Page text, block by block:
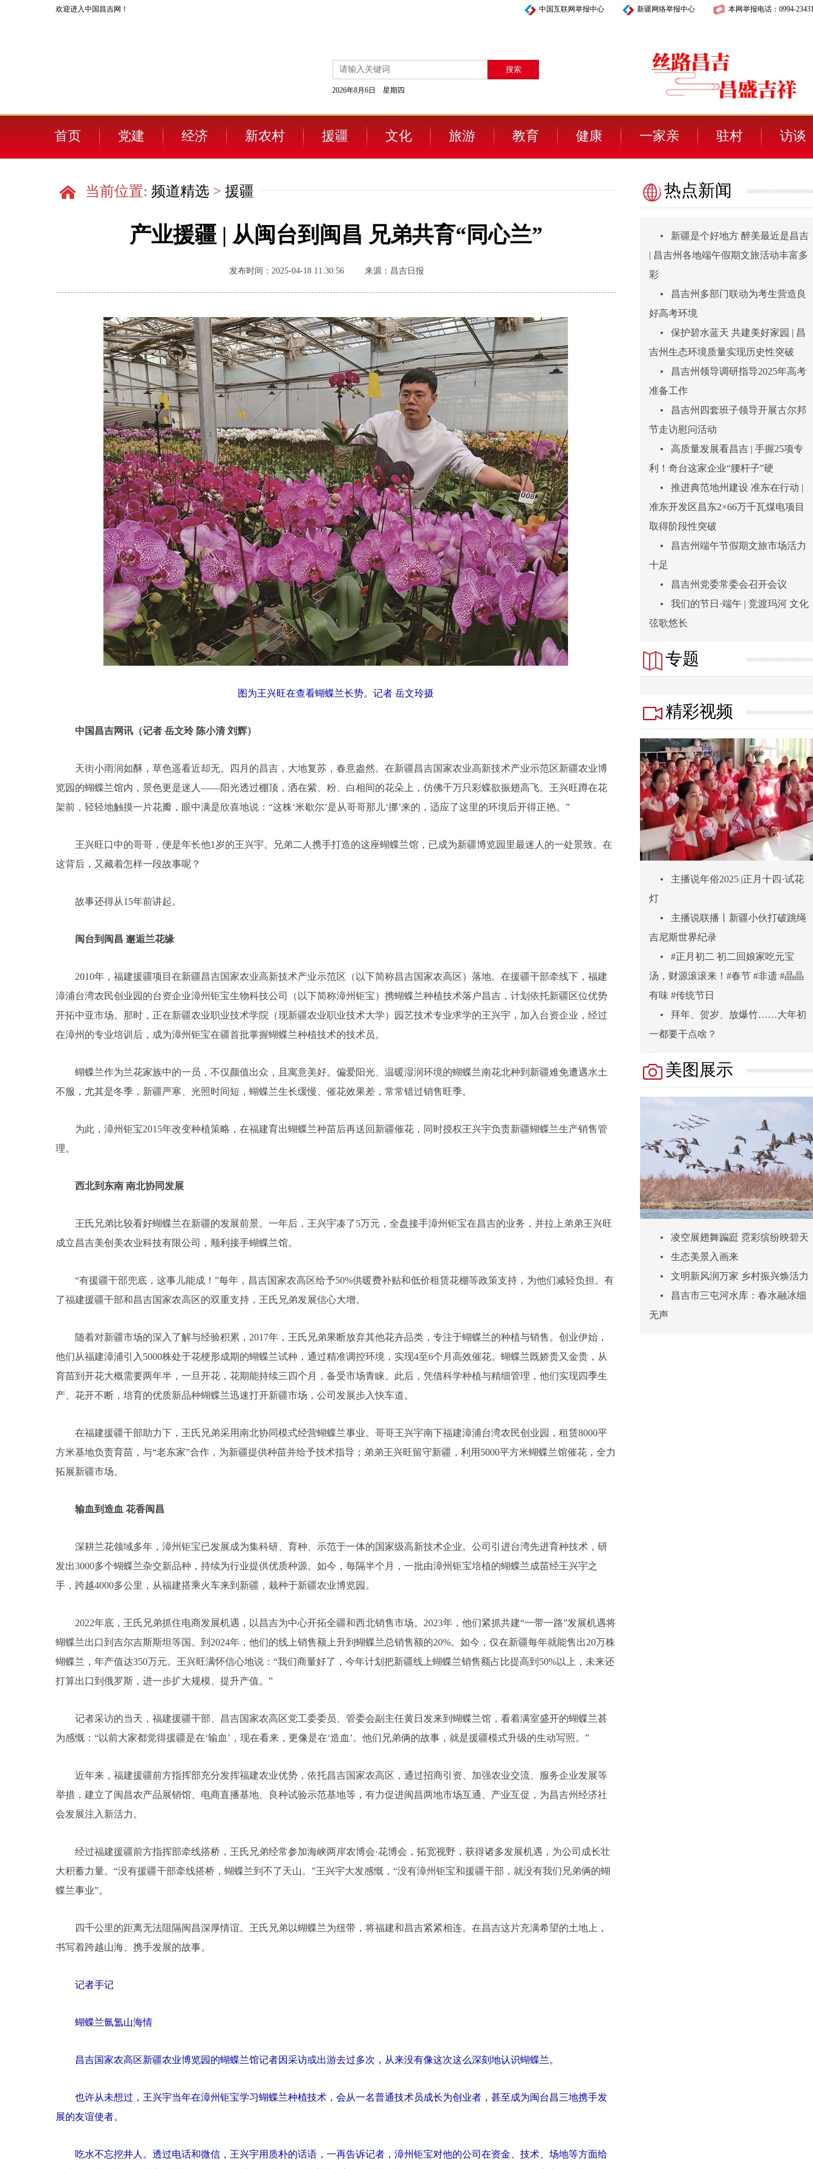
欢迎进入中国昌吉网！ 中国互联网举报中心 新疆网络举报中心 本网举报电话： 0994-
2026年8月6日 星期四
首页 党建 经济 新农村 援疆 文化 旅游 教育 健康 一家亲 驻村 访谈
当前位置: 频道精选 > 援疆
产业援疆 | 从闽台到闽昌 兄弟共育“同心兰”
发布时间：2025-04-18 11:30:56 来源：昌吉日报
图为王兴旺在查看蝴蝶兰长势。记者 岳文玲摄
中国昌吉网讯（记者 岳文玲 陈小清 刘辉）
天街小雨润如酥，草色遥看近却无。四月的昌吉，大地复苏，春意盎然。在新疆昌吉国家农业高新技术产业示范区新疆农业博
览园的蝴蝶兰馆内，景色更是迷人——阳光透过棚顶，洒在紫、粉、白相间的花朵上，仿佛千万只彩蝶欲振翅高飞。王兴旺蹲在花
架前，轻轻地触摸一片花瓣，眼中满是欣喜地说：“这株‘米歇尔’是从哥哥那儿‘挪’来的，适应了这里的环境后开得正艳。”
王兴旺口中的哥哥，便是年长他1岁的王兴宇。兄弟二人携手打造的这座蝴蝶兰馆，已成为新疆博览园里最迷人的一处景致。在
这背后，又藏着怎样一段故事呢？
故事还得从15年前讲起。
闽台到闽昌 邂逅兰花缘
2010年，福建援疆项目在新疆昌吉国家农业高新技术产业示范区（以下简称昌吉国家农高区）落地。在援疆干部牵线下，福建
漳浦台湾农民创业园的台资企业漳州钜宝生物科技公司（以下简称漳州钜宝）携蝴蝶兰种植技术落户昌吉，计划依托新疆区位优势
开拓中亚市场。那时，正在新疆农业职业技术学院（现新疆农业职业技术大学）园艺技术专业求学的王兴宇，加入台资企业，经过
在漳州的专业培训后，成为漳州钜宝在疆首批掌握蝴蝶兰种植技术的技术员。
蝴蝶兰作为兰花家族中的一员，不仅颜值出众，且寓意美好。偏爱阳光、温暖湿润环境的蝴蝶兰南花北种到新疆难免遭遇水土
不服，尤其是冬季，新疆严寒、光照时间短，蝴蝶兰生长缓慢、催花效果差，常常错过销售旺季。
为此，漳州钜宝2015年改变种植策略，在福建育出蝴蝶兰种苗后再送回新疆催花，同时授权王兴宇负责新疆蝴蝶兰生产销售管
理。
西北到东南 南北协同发展
王氏兄弟比较看好蝴蝶兰在新疆的发展前景。一年后，王兴宇凑了5万元，全盘接手漳州钜宝在昌吉的业务，并拉上弟弟王兴旺
成立昌吉美创美农业科技有限公司，顺利接手蝴蝶兰馆。
“有援疆干部兜底，这事儿能成！”每年，昌吉国家农高区给予50%供暖费补贴和低价租赁花棚等政策支持，为他们减轻负担。有
了福建援疆干部和昌吉国家农高区的双重支持，王氏兄弟发展信心大增。
随着对新疆市场的深入了解与经验积累，2017年，王氏兄弟果断放弃其他花卉品类，专注于蝴蝶兰的种植与销售。创业伊始，
他们从福建漳浦引入5000株处于花梗形成期的蝴蝶兰试种，通过精准调控环境，实现4至6个月高效催花。蝴蝶兰既娇贵又金贵，从
育苗到开花大概需要两年半，一旦开花，花期能持续三四个月，备受市场青睐。此后，凭借科学种植与精细管理，他们实现四季生
产、花开不断，培育的优质新品种蝴蝶兰迅速打开新疆市场，公司发展步入快车道。
在福建援疆干部助力下，王氏兄弟采用南北协同模式经营蝴蝶兰事业。哥哥王兴宇南下福建漳浦台湾农民创业园，租赁8000平
方米基地负责育苗，与“老东家”合作，为新疆提供种苗并给予技术指导；弟弟王兴旺留守新疆，利用5000平方米蝴蝶兰馆催花，全力
拓展新疆市场。
输血到造血 花香闽昌
深耕兰花领域多年，漳州钜宝已发展成为集科研、育种、示范于一体的国家级高新技术企业。公司引进台湾先进育种技术，研
发出3000多个蝴蝶兰杂交新品种，持续为行业提供优质种源。如今，每隔半个月，一批由漳州钜宝培植的蝴蝶兰成苗经王兴宇之
手，跨越4000多公里，从福建搭乘火车来到新疆，栽种于新疆农业博览园。
2022年底，王氏兄弟抓住电商发展机遇，以昌吉为中心开拓全疆和西北销售市场。2023年，他们紧抓共建“一带一路”发展机遇将
蝴蝶兰出口到吉尔吉斯斯坦等国。到2024年，他们的线上销售额上升到蝴蝶兰总销售额的20%。如今，仅在新疆每年就能售出20万株
蝴蝶兰，年产值达350万元。王兴旺满怀信心地说：“我们商量好了，今年计划把新疆线上蝴蝶兰销售额占比提高到50%以上，未来还
打算出口到俄罗斯，进一步扩大规模、提升产值。”
记者采访的当天，福建援疆干部、昌吉国家农高区党工委委员、管委会副主任黄日发来到蝴蝶兰馆，看着满室盛开的蝴蝶兰甚
为感慨：“以前大家都觉得援疆是在‘输血’，现在看来，更像是在‘造血’。他们兄弟俩的故事，就是援疆模式升级的生动写照。”
近年来，福建援疆前方指挥部充分发挥福建农业优势，依托昌吉国家农高区，通过招商引资、加强农业交流、服务企业发展等
举措，建立了闽昌农产品展销馆、电商直播基地、良种试验示范基地等，有力促进闽昌两地市场互通、产业互促，为昌吉州经济社
会发展注入新活力。
经过福建援疆前方指挥部牵线搭桥，王氏兄弟经常参加海峡两岸农博会·花博会，拓宽视野，获得诸多发展机遇，为公司成长壮
大积蓄力量。“没有援疆干部牵线搭桥，蝴蝶兰到不了天山。”王兴宇大发感慨，“没有漳州钜宝和援疆干部，就没有我们兄弟俩的蝴
蝶兰事业”。
四千公里的距离无法阻隔闽昌深厚情谊。王氏兄弟以蝴蝶兰为纽带，将福建和昌吉紧紧相连。在昌吉这片充满希望的土地上，
书写着跨越山海、携手发展的故事。
记者手记
蝴蝶兰氤氲山海情
昌吉国家农高区新疆农业博览园的蝴蝶兰馆记者因采访或出游去过多次，从来没有像这次这么深刻地认识蝴蝶兰。
也许从未想过，王兴宇当年在漳州钜宝学习蝴蝶兰种植技术，会从一名普通技术员成长为创业者，甚至成为闽台昌三地携手发
展的友谊使者。
吃水不忘挖井人。透过电话和微信，王兴宇用质朴的话语，一再告诉记者，漳州钜宝对他的公司在资金、技术、场地等方面给
热点新闻
•
新疆是个好地方 醉美最近是昌吉
| 昌吉州各地端午假期文旅活动丰富多
彩
•
昌吉州多部门联动为考生营造良
好高考环境
•
保护碧水蓝天 共建美好家园 | 昌
吉州生态环境质量实现历史性突破
•
昌吉州领导调研指导2025年高考
准备工作
•
昌吉州四套班子领导开展古尔邦
节走访慰问活动
•
高质量发展看昌吉 | 手握25项专
利！奇台这家企业“腰杆子”硬
•
推进典范地州建设 准东在行动 |
准东开发区昌东2×66万千瓦煤电项目
取得阶段性突破
•
昌吉州端午节假期文旅市场活力
十足
•
昌吉州党委常委会召开会议
•
我们的节日·端午 | 竞渡玛河 文化
弦歌悠长
专题
精彩视频
•
主播说年俗2025 |正月十四·试花
灯
•
主播说联播丨新疆小伙打破跳绳
吉尼斯世界纪录
•
#正月初二 初二回娘家吃元宝
汤，财源滚滚来！#春节 #非遗 #晶晶
有味 #传统节日
•
拜年、贺岁、放爆竹……大年初
一都要干点啥？
美图展示
•
凌空展翅舞蹁跹 霓彩缤纷映碧天
•
生态美景入画来
•
文明新风润万家 乡村振兴焕活力
•
昌吉市三屯河水库：春水融冰细
无声